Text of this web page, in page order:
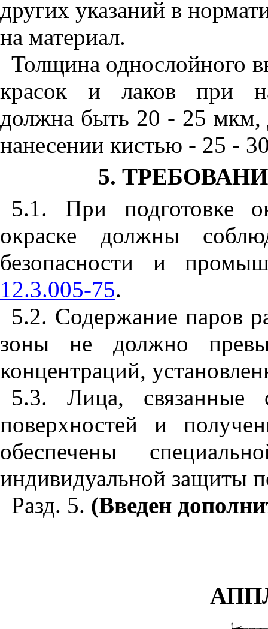
других указаний в
на материал.
Толщина однослойного
красок и лаков при
должна быть 20 - 25 мкм,
нанесении кистью - 25 -
5.
5.1. При подготовке
окраске должны
безопасности и
12.3.005-75.
5.2. Содержание паров
зоны не должно
концентраций,
5.3. Лица, связанные
поверхностей и
обеспечены
индивидуальной защиты
Разд. 5. (Введен